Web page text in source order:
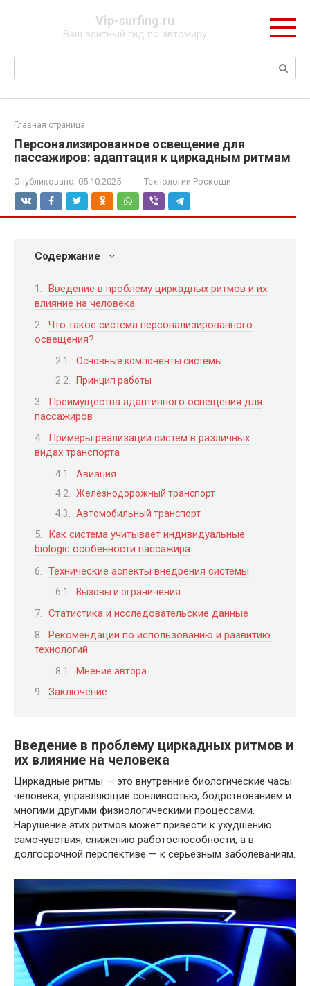
Vip-surfing.ru
Ваш элитный гид по автомиру
Поиск:
Главная страница
Персонализированное освещение для
пассажиров: адаптация к циркадным ритмам
Опубликовано: 05.10.2025 Технологии Роскоши
Содержание
Введение в проблему циркадных ритмов и их
влияние на человека
Что такое система персонализированного
освещения?
Основные компоненты системы
Принцип работы
Преимущества адаптивного освещения для
пассажиров
Примеры реализации систем в различных
видах транспорта
Авиация
Железнодорожный транспорт
Автомобильный транспорт
Как система учитывает индивидуальные
biologic особенности пассажира
Технические аспекты внедрения системы
Вызовы и ограничения
Статистика и исследовательские данные
Рекомендации по использованию и развитию
технологий
Мнение автора
Заключение
Введение в проблему циркадных ритмов и
их влияние на человека
Циркадные ритмы — это внутренние биологические часы
человека, управляющие сонливостью, бодрствованием и
многими другими физиологическими процессами.
Нарушение этих ритмов может привести к ухудшению
самочувствия, снижению работоспособности, а в
долгосрочной перспективе — к серьезным заболеваниям.